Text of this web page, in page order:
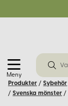
Meny
Produkter / Sybehör
/ Svenska mönster /